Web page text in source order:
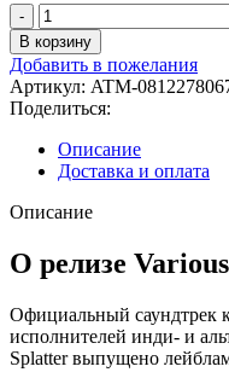
Количество
товара
V.A.
-
The
Twilight
Saga:
Breaking
Dawn
Part
with
Splatter
Vinyl
В корзину
Добавить в пожелания
Артикул: ATM-
Поделиться:
Описание
Доставка и оплата
Описание
О релизе
Официальный саундтрек
исполнителей инди- и
Splatter выпущено